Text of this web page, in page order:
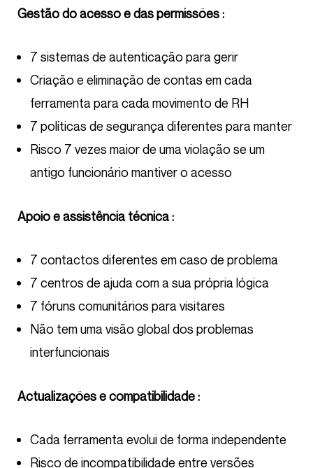
Gestão do acesso e das permissões :
7 sistemas de autenticação para gerir
Criação e eliminação de contas em cada
ferramenta para cada movimento de RH
7 políticas de segurança diferentes para manter
Risco 7 vezes maior de uma violação se um
antigo funcionário mantiver o acesso
Apoio e assistência técnica :
7 contactos diferentes em caso de problema
7 centros de ajuda com a sua própria lógica
7 fóruns comunitários para visitares
Não tem uma visão global dos problemas
interfuncionais
Actualizações e compatibilidade :
Cada ferramenta evolui de forma independente
Risco de incompatibilidade entre versões